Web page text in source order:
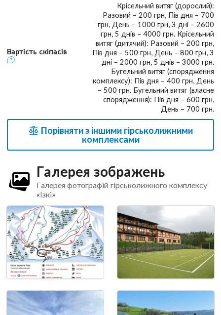
Вартість скіпасів
Крісельний витяг (дорослий):
Разовий – 200 грн, Пів дня – 700
грн, День – 1000 грн, 3 дні – 2600
грн, 5 днів – 4000 грн. Крісельний
витяг (дитячий): Разовий – 200 грн,
Пів дня – 500 грн, День – 800 грн, 3
дні – 2000 грн, 5 днів – 3000 грн.
Бугельний витяг (спорядження
комплексу): Пів дня – 400 грн, День
– 500 грн. Бугельний витяг (власне
спорядження): Пів дня – 600 грн,
День – 700 грн.
Порівняти з іншими гірськолижними
комплексами
Галерея зображень
Галерея фотографій гірськолижного комплексу
«Ізкі»